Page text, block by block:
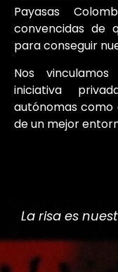
Payasas
convencidas de
para conseguir
Nos
iniciativa
autónomas como
de un mejor
La risa es